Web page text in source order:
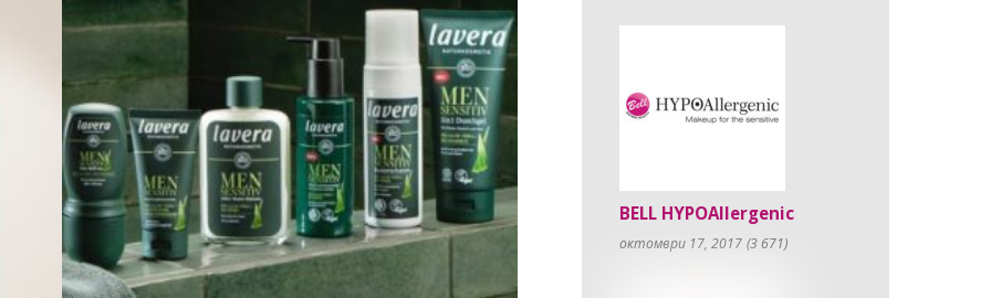
BELL HYPOAllergenic
октомври 17, 2017 (3 671)